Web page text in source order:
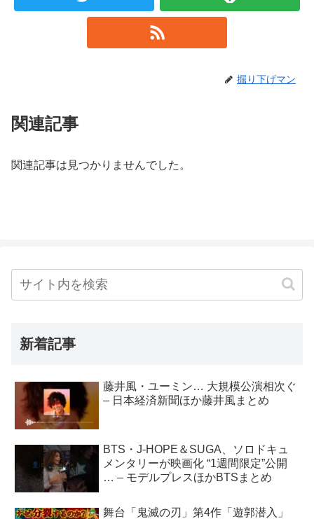
掘り下げマン
関連記事
関連記事は見つかりませんでした。
新着記事
藤井風・ユーミン… 大規模公演相次ぐ
– 日本経済新聞ほか藤井風まとめ
BTS・J-HOPE＆SUGA、ソロドキュ
メンタリーが映画化 “1週間限定”公開
… – モデルプレスほかBTSまとめ
舞台「鬼滅の刃」第4作「遊郭潜入」